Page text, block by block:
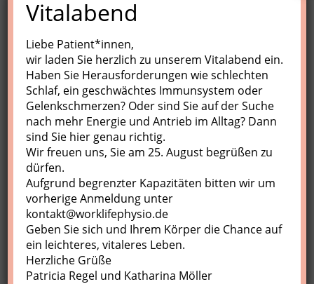
möglich.
Nächste Kurse
Keine Veranstaltungen
Profil
Meine Buchungen
Abmelden
Vitalabend
Liebe Patient*innen,
wir laden Sie herzlich zu unserem Vitalabend ein.
Haben Sie Herausforderungen wie schlechten
Schlaf, ein geschwächtes Immunsystem oder
Gelenkschmerzen? Oder sind Sie auf der Suche
nach mehr Energie und Antrieb im Alltag? Dann
sind Sie hier genau richtig.
Wir freuen uns, Sie am 25. August begrüßen zu
dürfen.
Aufgrund begrenzter Kapazitäten bitten wir um
vorherige Anmeldung unter
kontakt@worklifephysio.de
Geben Sie sich und Ihrem Körper die Chance auf
ein leichteres, vitaleres Leben.
Herzliche Grüße
Patricia Regel und Katharina Möller